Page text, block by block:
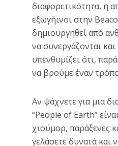
διαφορετικότητα, η
εξωγήινοι στην
δημιουργηθεί από
να συνεργάζονται
υπενθυμίζει ότι,
να βρούμε έναν
Αν ψάχνετε για μια
“People of Earth”
χιούμορ, παράξενες
γελάσετε δυνατά και